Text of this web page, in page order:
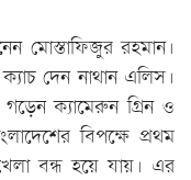
মোস্তাফিজুর রহমান।
দেন নাথান এলিস।
ক্যামেরুন গ্রিন ও
বিপক্ষে প্রথম
বন্ধ হয়ে যায়। এর